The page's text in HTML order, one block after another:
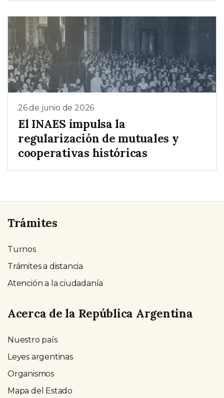
26 de junio de 2026
El INAES impulsa la
regularización de mutuales y
cooperativas históricas
Trámites
Turnos
Trámites a distancia
Atención a la ciudadanía
Acerca de la República Argentina
Nuestro país
Leyes argentinas
Organismos
Mapa del Estado